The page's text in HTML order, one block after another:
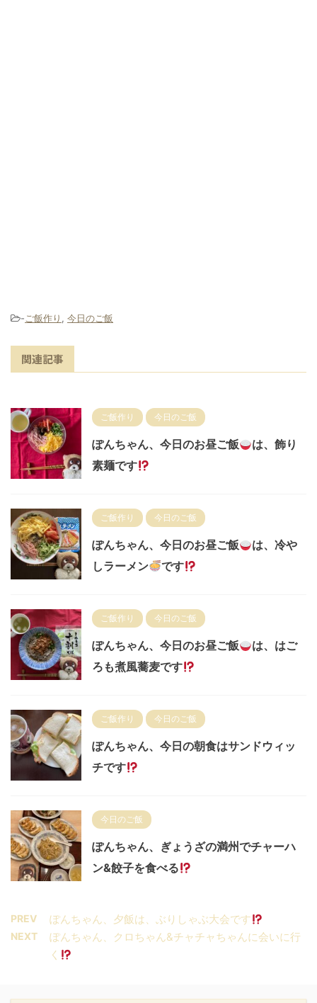
-ご飯作り , 今日のご飯
関連記事
ご飯作り 今日のご飯
ぽんちゃん、今日のお昼ご飯
は、飾り
素麺です
ご飯作り 今日のご飯
ぽんちゃん、今日のお昼ご飯
は、冷や
しラーメン
です
ご飯作り 今日のご飯
ぽんちゃん、今日のお昼ご飯
は、はご
ろも煮風蕎麦です
ご飯作り 今日のご飯
ぽんちゃん、今日の朝食はサンドウィッ
チです
今日のご飯
ぽんちゃん、ぎょうざの満州でチャーハ
ン&餃子を食べる
PREV ぽんちゃん、夕飯は、ぶりしゃぶ大会です
NEXT
ぽんちゃん、クロちゃん&チャチャちゃんに会いに行
く